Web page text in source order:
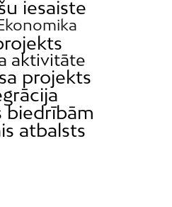
iesaiste
aktivitāte
projekts
biedrībām
atbalsts